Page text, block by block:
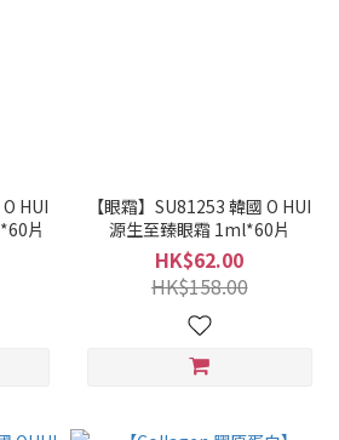
HUI
片
【眼霜】SU81253 韓國 O HUI
源生至臻眼霜 1ml*60片
HK$62.00
HK$158.00